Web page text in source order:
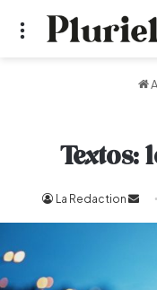
Menu
Textos:
La Redaction
un